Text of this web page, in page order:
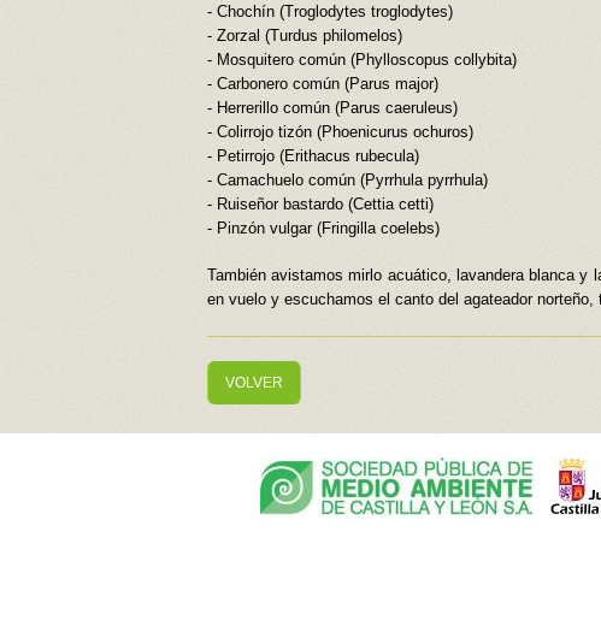
- Chochín (Troglodytes troglodytes)
- Zorzal (Turdus philomelos)
- Mosquitero común (Phylloscopus collybita)
- Carbonero común (Parus major)
- Herrerillo común (Parus caeruleus)
- Colirrojo tizón (Phoenicurus ochuros)
- Petirrojo (Erithacus rubecula)
- Camachuelo común (Pyrrhula pyrrhula)
- Ruiseñor bastardo (Cettia cetti)
- Pinzón vulgar (Fringilla coelebs)
También avistamos mirlo acuático, lavandera blanca y
en vuelo y escuchamos el canto del agateador
VOLVER